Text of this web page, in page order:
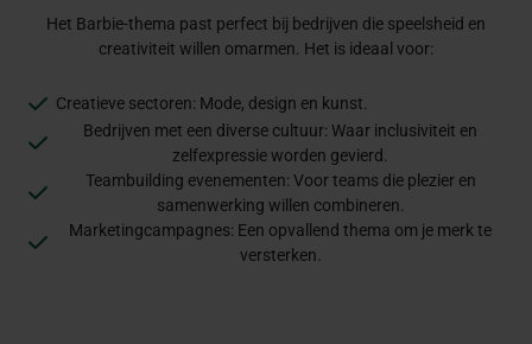
Het Barbie-thema past perfect bij bedrijven die speelsheid en
creativiteit willen omarmen. Het is ideaal voor:
Creatieve sectoren: Mode, design en kunst.
Bedrijven met een diverse cultuur: Waar inclusiviteit en
zelfexpressie worden gevierd.
Teambuilding evenementen: Voor teams die plezier en
samenwerking willen combineren.
Marketingcampagnes: Een opvallend thema om je merk te
versterken.